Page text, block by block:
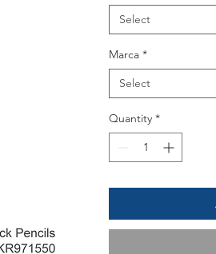
Select
Marca *
Select
Quantity *